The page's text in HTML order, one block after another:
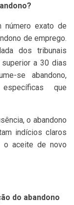
número exato de
de emprego.
dos tribunais
a 30 dias
se abandono,
que
o abandono
indícios claros
o aceite de novo
do abandono